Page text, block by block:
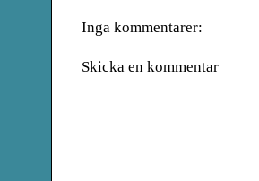
Inga kommentarer:
Skicka en kommentar